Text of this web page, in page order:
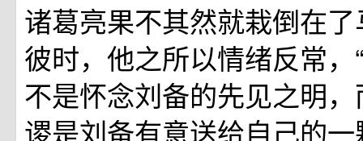
诸葛亮果不其然就栽倒在
彼时，他之所以情绪反常，
不是怀念刘备的先见之明
谡是刘备有意送给自己的